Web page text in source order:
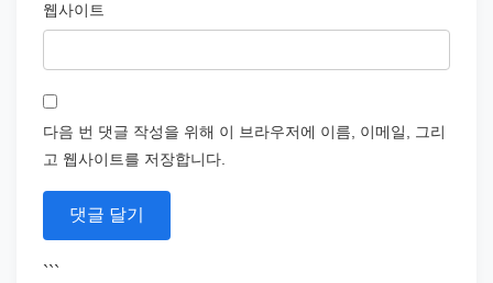
웹사이트
다음 번 댓글 작성을 위해 이 브라우저에 이름, 이메일, 그리
고 웹사이트를 저장합니다.
```